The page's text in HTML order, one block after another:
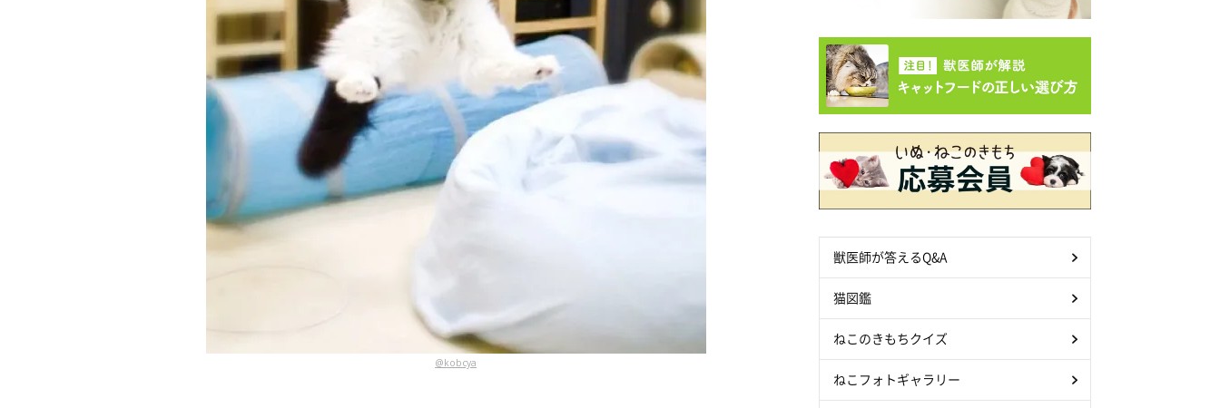
@kobcya
獣医師が答えるQ&A
猫図鑑
ねこのきもちクイズ
ねこフォトギャラリー